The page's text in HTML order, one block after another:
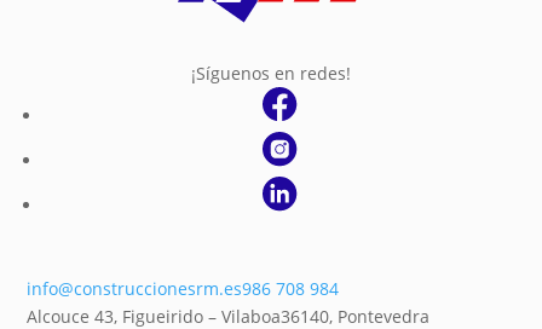
¡Síguenos en redes!
info@construccionesrm.es986 708 984
Alcouce 43, Figueirido – Vilaboa36140, Pontevedra